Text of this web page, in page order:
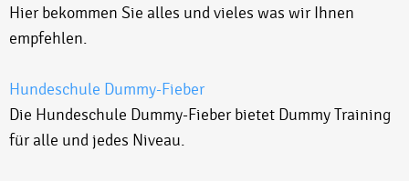
Hier bekommen Sie alles und vieles was wir Ihnen
empfehlen.
Hundeschule Dummy-Fieber
Die Hundeschule Dummy-Fieber bietet Dummy Training
für alle und jedes Niveau.